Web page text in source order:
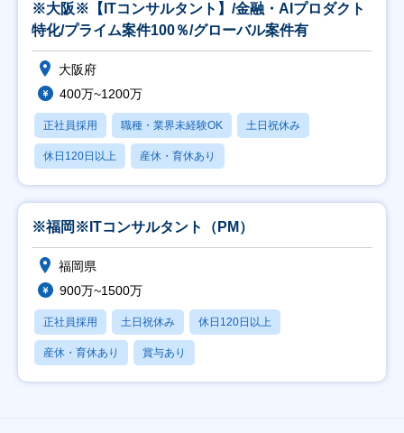
※大阪※【ITコンサルタント】/金融・AIプロダクト
特化/プライム案件100％/グローバル案件有
大阪府
400万~1200万
正社員採用 職種・業界未経験OK 土日祝休み
休日120日以上 産休・育休あり
※福岡※ITコンサルタント（PM）
福岡県
900万~1500万
正社員採用 土日祝休み 休日120日以上
産休・育休あり 賞与あり